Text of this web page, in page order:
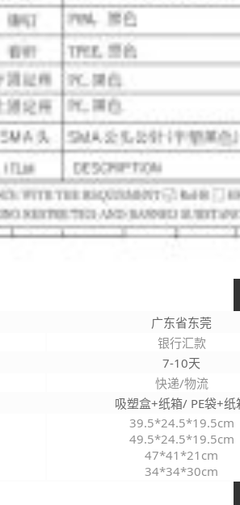
广东省东莞
银行汇款
7-10天
快递/物流
吸塑盒+纸箱/ PE袋+纸
39.5*24.5*19.5cm
49.5*24.5*19.5cm
47*41*21cm
34*34*30cm